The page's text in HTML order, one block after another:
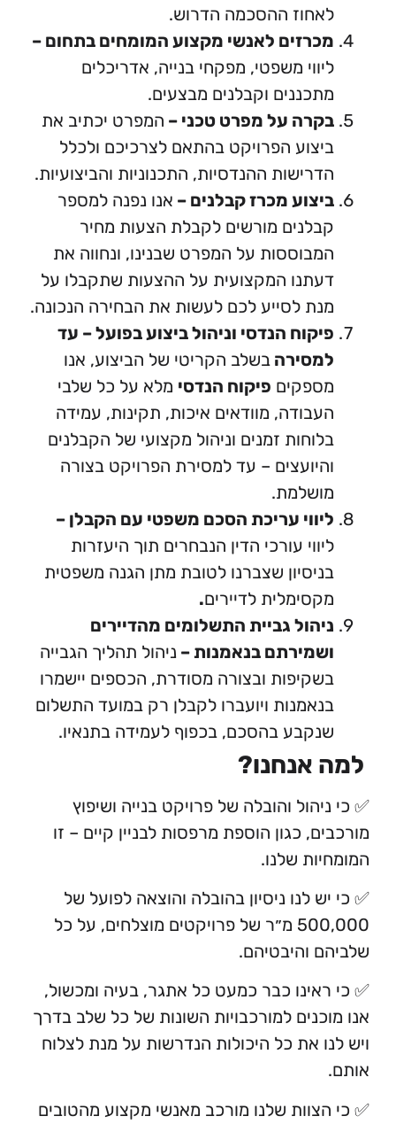
ההסכמה הדרוש.
לאנשי מקצוע המומחים בתחום –
משפטי, מפקחי בנייה, אדריכלים
וקבלנים מבצעים.
על מפרט טכני –המפרט יכתיב את
הפרויקט בהתאם לצרכיכם ולכלל
ההנדסיות, התכנוניות והביצועיות.
מכרז קבלנים –אנו נפנה למספר
מורשים לקבלת הצעות מחיר
על המפרט שבנינו, ונחווה את
המקצועית על ההצעות שתקבלו על
לסייע לכם לעשות את הבחירה הנכונה.
הנדסי וניהול ביצוע בפועל – עד
בשלב הקריטי של הביצוע, אנו
פיקוח הנדסימלא על כל שלבי
מוודאים איכות, תקינות, עמידה
זמנים וניהול מקצועי של הקבלנים
– עד למסירת הפרויקט בצורה
עריכת הסכם משפטי עם הקבלן –
עורכי הדין הנבחרים תוך היעזרות
שצברנו לטובת מתן הגנה משפטית
לדיירים.
גביית התשלומים מהדיירים
בנאמנות –ניהול תהליך הגבייה
ובצורה מסודרת, הכספים יישמרו
ויועברו לקבלן רק במועד התשלום
בהסכם, בכפוף לעמידה בתנאיו.
אנחנו?
והובלה של פרויקט בנייה ושיפוץ
כגון הוספת מרפסות לבניין קיים – זו
שלנו.
לנו ניסיון בהובלה והוצאה לפועל של
500,000 מ״ר של פרויקטים מוצלחים, על כל
והיבטיהם.
כבר כמעט כל אתגר, בעיה ומכשול,
למורכבויות השונות של כל שלב בדרך
את כל היכולות הנדרשות על מנת לצלוח
שלנו מורכב מאנשי מקצוע מהטובים